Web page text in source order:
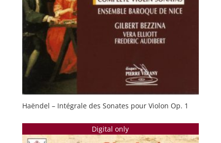
Haëndel – Intégrale des Sonates pour Violon Op. 1
Digital only